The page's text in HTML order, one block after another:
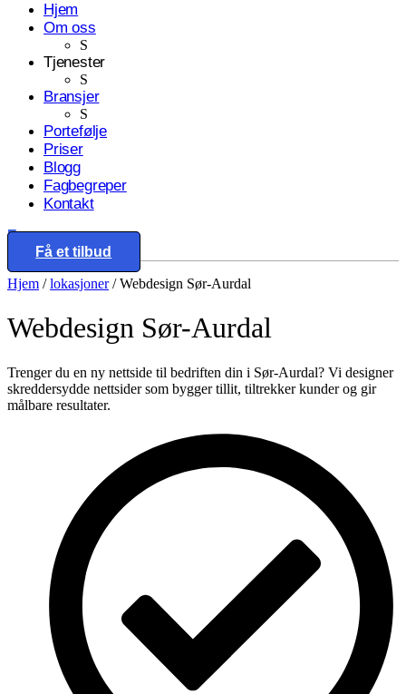
Hjem
Om oss
S
Tjenester
S
Bransjer
S
Portefølje
Priser
Blogg
Fagbegreper
Kontakt
Eng
Få et tilbud
Hjem /lokasjoner/Webdesign Sør-Aurdal
Webdesign Sør-Aurdal
Trenger du en ny nettside til bedriften din i Sør-Aurdal? Vi designer
skreddersydde nettsider som bygger tillit, tiltrekker kunder og gir
målbare resultater.